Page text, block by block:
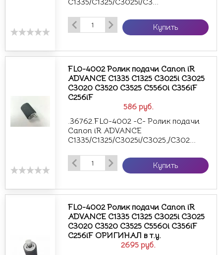
C1335/C1325/C3025i/C3...
Купить
586 руб.
FL0-4002 Ролик подачи Canon iR
ADVANCE C1335 C1325 C3025i C3025
C3020 C3520 C3525 C5560i C356iF
C256iF
.36762.FL0-4002 -С- Ролик подачи
Canon iR ADVANCE
C1335/C1325/C3025i/C3025,/C302...
Купить
2695 руб.
FL0-4002 Ролик подачи Canon iR
ADVANCE C1335 C1325 C3025i C3025
C3020 C3520 C3525 C5560i C356iF
C256iF ОРИГИНАЛ в т.у.